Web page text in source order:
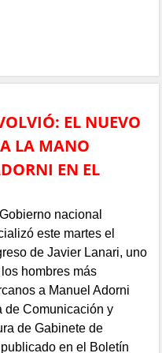
EL NUEVO
LA MANO
EN EL
nacional
este martes el
de Javier Lanari, uno
hombres más
a Manuel Adorni
de Comunicación y
de Gabinete de
en el Boletín